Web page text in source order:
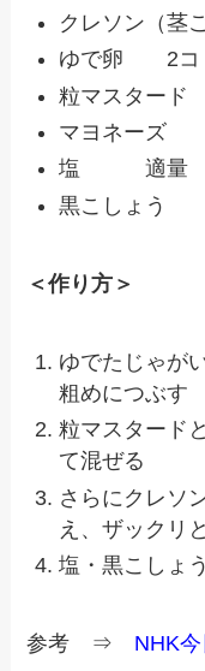
クレソン（茎
ゆで卵 2コ
粒マスター
マヨネーズ
塩 適量
黒こしょう
＜作り方＞
ゆでたじゃが
粗めにつぶす
粒マスタード
て混ぜる
さらにクレソ
え、ザックリ
塩・黒こしょ
参考 ⇒ NHK